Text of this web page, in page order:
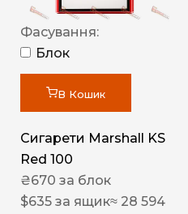
Фасування:
Блок
В Кошик
Сигарети Marshall KS
Red 100
₴670 за блок
$635 за ящик≈ 28 594